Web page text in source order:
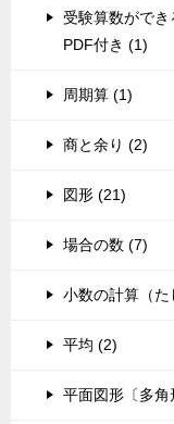
受験算数ができ
PDF付き (1)
周期算 (1)
商と余り (2)
図形 (21)
場合の数 (7)
小数の計算（
平均 (2)
平面図形〔多